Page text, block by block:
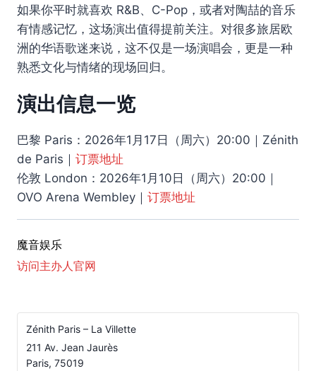
如果你平时就喜欢 R&B、C-Pop，或者对陶喆的音乐
有情感记忆，这场演出值得提前关注。对很多旅居欧
洲的华语歌迷来说，这不仅是一场演唱会，更是一种
熟悉文化与情绪的现场回归。
演出信息一览
巴黎 Paris：2026年1月17日（周六）20:00｜Zénith
de Paris｜ 订票地址
伦敦 London：2026年1月10日（周六）20:00｜
OVO Arena Wembley｜ 订票地址
魔音娱乐
访问主办人官网
Zénith Paris – La Villette
211 Av. Jean Jaurès
Paris, 75019